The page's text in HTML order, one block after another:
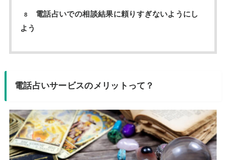
8
電話占いでの相談結果に頼りすぎないようにし
よう
電話占いサービスのメリットって？